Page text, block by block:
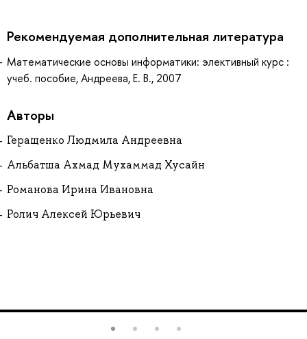
Рекомендуемая дополнительная литература
Математические основы информатики: элективный курс :
учеб. пособие, Андреева, Е. В., 2007
Авторы
Геращенко Людмила Андреевна
Альбатша Ахмад Мухаммад Хусайн
Романова Ирина Ивановна
Ролич Алексей Юрьевич